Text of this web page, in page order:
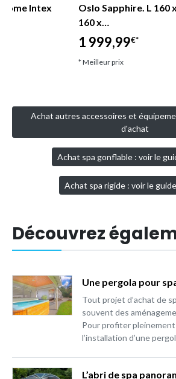
Intex
Oslo Sapphire. L 160
160 x…
1 999,99€*
* Meilleur prix
Achat autres accessoires et
d'achat
Achat spa gonflable : voir le
Achat spa rigide : voir le
Découvrez
Une pergola pour
Tout projet d’achat de
souvent des
Pour profiter
l’installation d’une
L’abri de spa